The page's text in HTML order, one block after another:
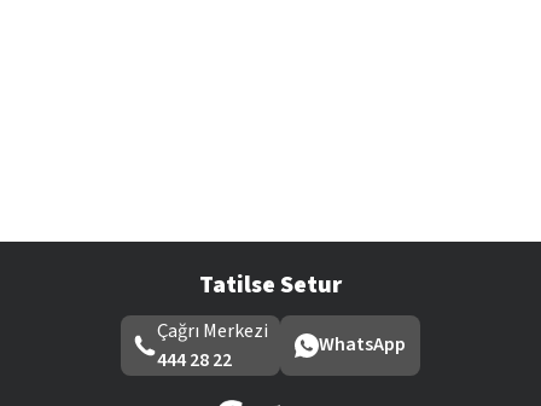
Tatilse Setur
Çağrı Merkezi
444 28 22
WhatsApp